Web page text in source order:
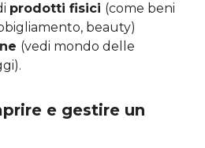
prodotti fisici (come beni
beauty)
(vedi mondo delle
e gestire un